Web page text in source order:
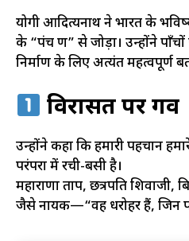
योगी आदित्यनाथ ने भारत के भविष्य
के “पंच प्रण” से जोड़ा। उन्होंने पाँचों
निर्माण के लिए अत्यंत महत्वपूर्ण
विरासत पर गर्व
उन्होंने कहा कि हमारी पहचान
परंपरा में रची-बसी है।
महाराणा प्रताप, छत्रपति
जैसे नायक—“वह धरोहर हैं, जिन